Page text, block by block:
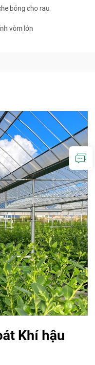
bóng cho rau
vòm lớn
Khí hậu